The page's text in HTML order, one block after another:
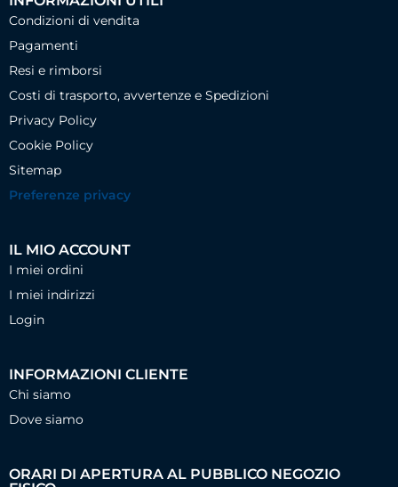
Condizioni di vendita
Pagamenti
Resi e rimborsi
Costi di trasporto, avvertenze e Spedizioni
Privacy Policy
Cookie Policy
Sitemap
Preferenze privacy
IL MIO ACCOUNT
I miei ordini
I miei indirizzi
Login
INFORMAZIONI CLIENTE
Chi siamo
Dove siamo
ORARI DI APERTURA AL PUBBLICO NEGOZIO